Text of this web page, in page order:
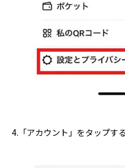
4.「アカウント」をタップする